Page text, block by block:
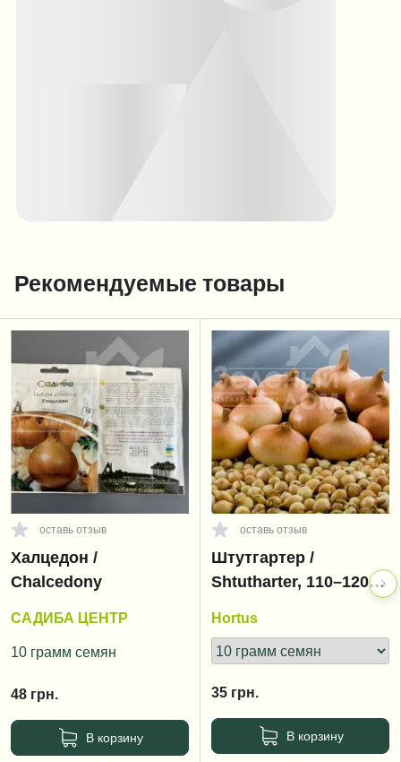
Рекомендуемые товары
оставь отзыв
Халцедон /
Chalcedony
САДИБА ЦЕНТР
10 грамм семян
48 грн.
В корзину
оставь отзыв
Штутгартер /
Shtutharter, 110–120
Hortus
35 грн.
В корзину